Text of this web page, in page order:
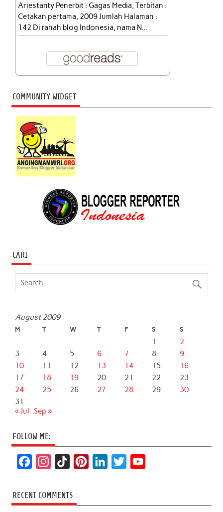
Ariestanty Penerbit : Gagas Media, Terbitan :
Cetakan pertama, 2009 Jumlah Halaman :
142 Di ranah blog Indonesia, nama N...
COMMUNITY WIDGET
CARI
August 2009
M T W T F S S
1
2
3
4 5 6 7 8
9
10
11 12 13 14 15
16
17
18 19 20 21 22
23
24
25 26 27 28 29
30
31
« Jul
Sep »
FOLLOW ME:
c
e
s
t
k
T
t
k
t
T
RECENT COMMENTS